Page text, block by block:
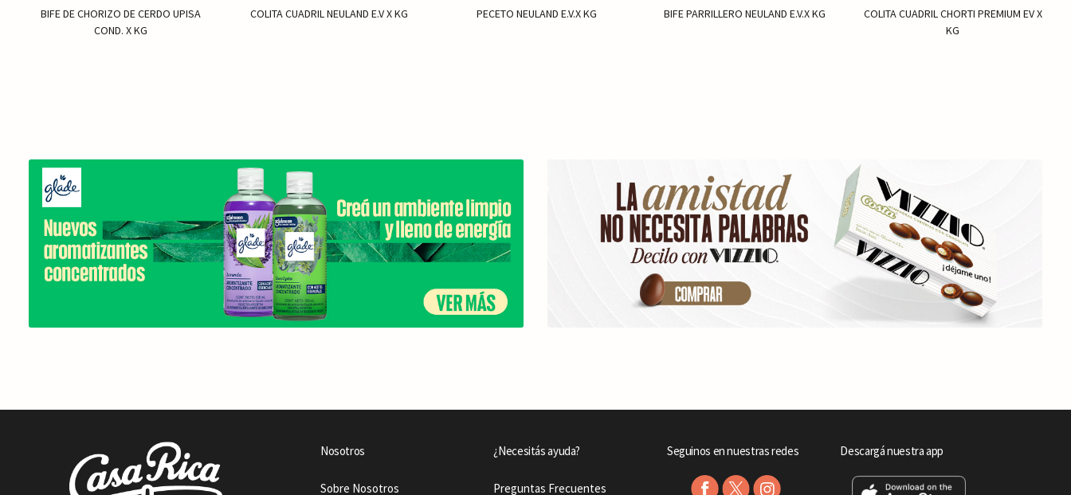
BIFE DE CHORIZO DE CERDO UPISA
COND. X KG
COLITA CUADRIL NEULAND E.V X KG PECETO NEULAND E.V.X KG BIFE PARRILLERO NEULAND E.V.X KG
COLITA CUADRIL CHORTI PREMIUM EV X
KG
Nosotros
Sobre Nosotros
¿Necesitás ayuda?
Preguntas Frecuentes
Seguinos en nuestras redes Descargá nuestra app